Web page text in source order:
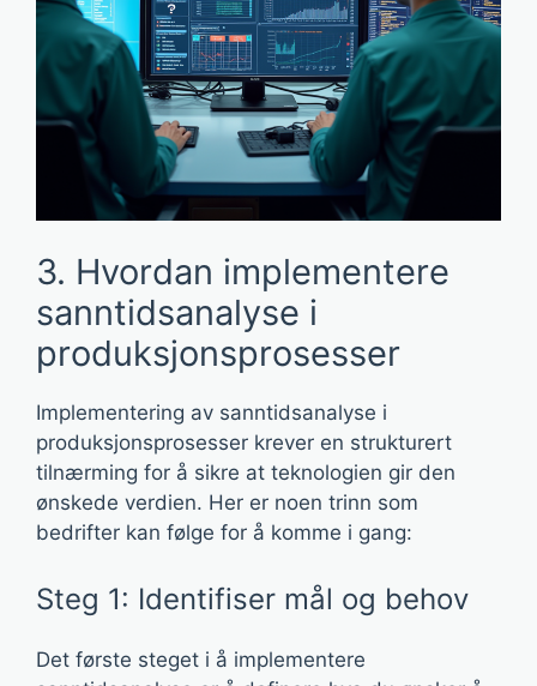
3. Hvordan implementere
sanntidsanalyse i
produksjonsprosesser
Implementering av sanntidsanalyse i
produksjonsprosesser krever en strukturert
tilnærming for å sikre at teknologien gir den
ønskede verdien. Her er noen trinn som
bedrifter kan følge for å komme i gang:
Steg 1: Identifiser mål og behov
Det første steget i å implementere